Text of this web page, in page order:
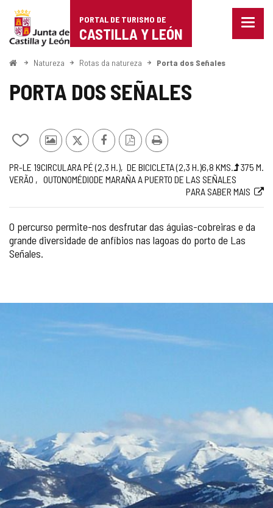
Portal
de
Turismo
de
Castilla
León
PORTAL DE TURISMO DE
CASTILLA Y LEÓN
Menu
ComeçoNatureza Rotas da natureza Porta dos Señales
PORTA DOS SEÑALES
Adicionar
remover
de
cadernos
Fotos
outros
turistas
x FacebookVersãoImprimir
Código
de
PR-LE 19
JornadaCIRCULAR
Metade A PÉ (2,3 H. ) DE BICICLETA (2,3 H. )
Comprimento 6,8 KMS.
Gradiente
de
(m)
375 M.
Recomendado
VERÃO OUTONO
Dificuldade
da
MÉDIO
Rota
DE MARAÑA A PUERTO DE LAS SEÑALES
Link
para
externo
PARA SABER MAIS
O percurso permite-nos desfrutar das águias-cobreiras e da
grande diversidade de anfíbios nas lagoas do porto de Las
Señales.
GALERIA